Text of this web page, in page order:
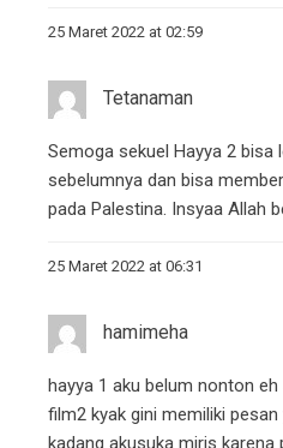
25 Maret 2022 at 02:59
Tetanaman
Semoga sekuel Hayya 2 bisa
sebelumnya dan bisa
pada Palestina. Insyaa Allah
25 Maret 2022 at 06:31
hamimeha
hayya 1 aku belum nonton
film2 kyak gini memiliki
kadang akusuka miris